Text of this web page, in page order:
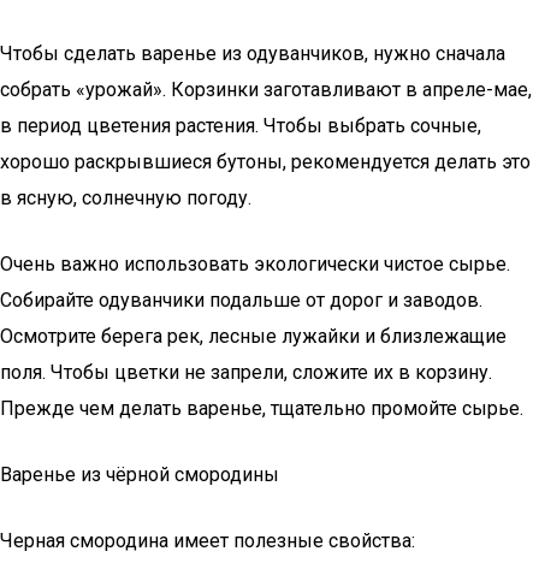
Чтобы сделать варенье из одуванчиков, нужно сначала
собрать «урожай». Корзинки заготавливают в апреле-мае,
в период цветения растения. Чтобы выбрать сочные,
хорошо раскрывшиеся бутоны, рекомендуется делать это
в ясную, солнечную погоду.
Очень важно использовать экологически чистое сырье.
Собирайте одуванчики подальше от дорог и заводов.
Осмотрите берега рек, лесные лужайки и близлежащие
поля. Чтобы цветки не запрели, сложите их в корзину.
Прежде чем делать варенье, тщательно промойте сырье.
Варенье из чёрной смородины
Черная смородина имеет полезные свойства: